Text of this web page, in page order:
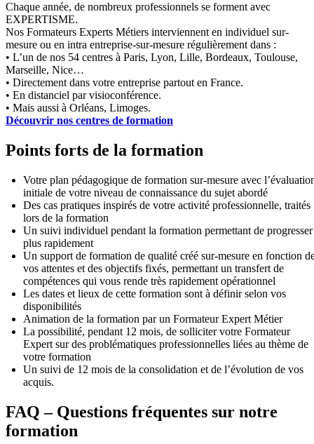
Chaque année, de nombreux professionnels se forment avec
EXPERTISME.
Nos Formateurs Experts Métiers interviennent en individuel sur-
mesure ou en intra entreprise-sur-mesure régulièrement dans :
• L’un de nos 54 centres à Paris, Lyon, Lille, Bordeaux, Toulouse,
Marseille, Nice…
• Directement dans votre entreprise partout en France.
• En distanciel par visioconférence.
• Mais aussi à Orléans, Limoges.
Découvrir nos centres de formation
Points forts de la formation
Votre plan pédagogique de formation sur-mesure avec
initiale de votre niveau de connaissance du sujet abordé
Des cas pratiques inspirés de votre activité professionnelle, traités
lors de la formation
Un suivi individuel pendant la formation permettant de progresser
plus rapidement
Un support de formation de qualité créé sur-mesure en fonction
vos attentes et des objectifs fixés, permettant un transfert de
compétences qui vous rende très rapidement opérationnel
Les dates et lieux de cette formation sont à définir selon vos
disponibilités
Animation de la formation par un Formateur Expert Métier
La possibilité, pendant 12 mois, de solliciter votre Formateur
Expert sur des problématiques professionnelles liées au thème de
votre formation
Un suivi de 12 mois de la consolidation et de l’évolution de vos
acquis.
FAQ – Questions fréquentes sur notre
formation